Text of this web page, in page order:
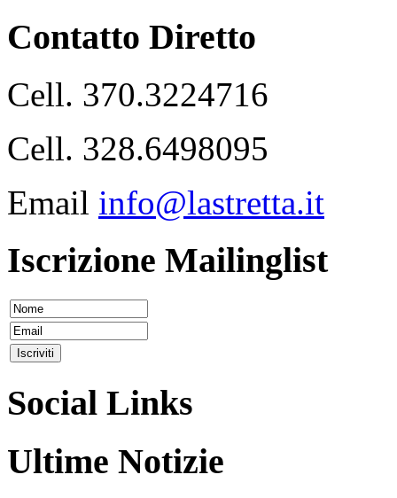
Contatto Diretto
Cell. 370.3224716
Cell. 328.6498095
Email info@lastretta.it
Iscrizione Mailinglist
Social Links
Ultime Notizie